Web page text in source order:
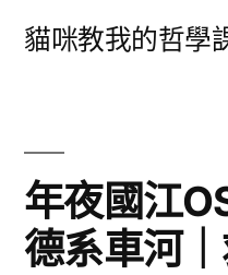
貓咪教我的哲學
年夜國江
德系車河